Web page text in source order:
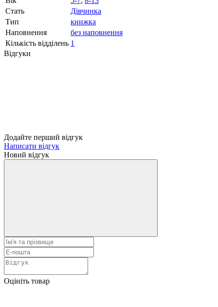
Стать
Дівчинка
Тип
книжка
Наповнення
без наповнення
Кількість відділень 1
Відгуки
Додайте перший відгук
Написати відгук
Новий відгук
Оцініть товар